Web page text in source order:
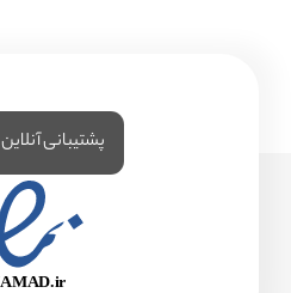
پشتیبانی آنلاین